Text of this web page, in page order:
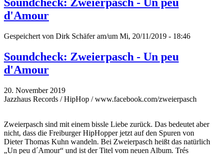
Soundcheck: Zweierpasch - Un peu
d'Amour
Gespeichert von Dirk Schäferam/um Mi, 20/11/2019 - 18:46
Soundcheck: Zweierpasch - Un peu
d'Amour
20. November 2019
Jazzhaus Records / HipHop / www.facebook.com/zweierpasch
Zweierpasch sind mit einem bissle Liebe zurück. Das bedeutet aber
nicht, dass die Freiburger HipHopper jetzt auf den Spuren von
Dieter Thomas Kuhn wandeln. Bei Zweierpasch heißt das natürlich
„Un peu d´Amour“ und ist der Titel vom neuen Album. Trés